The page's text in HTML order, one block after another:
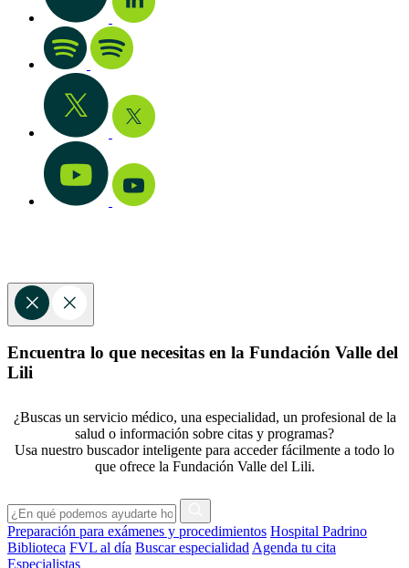
Encuentra lo que necesitas en la Fundación Valle del
Lili
¿Buscas un servicio médico, una especialidad, un profesional de la
salud o información sobre citas y programas?
Usa nuestro buscador inteligente para acceder fácilmente a todo lo
que ofrece la Fundación Valle del Lili.
Preparación para exámenes y procedimientos Hospital Padrino
Biblioteca FVL al día Buscar especialidad Agenda tu cita
Especialistas